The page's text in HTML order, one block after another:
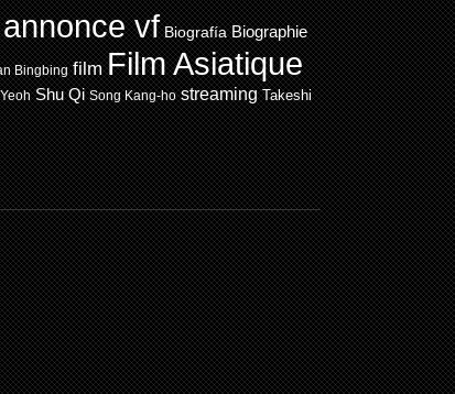
vf Biografía Biographie
Bingbing film Film Asiatique
Shu Qi Song Kang-ho streaming Takeshi